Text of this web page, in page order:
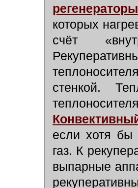
регенераторы
которых
счёт
стенкой.
если хотя бы
газ. К
выпарные